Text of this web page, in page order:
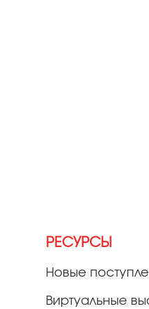
РЕСУРСЫ
Новые
Виртуальные